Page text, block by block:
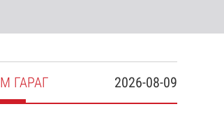
2026-08-09
М ГАРАГ